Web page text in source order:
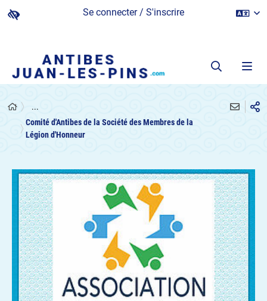
Se connecter / S'inscrire
...
Comité d'Antibes de la Société des Membres de la
Légion d'Honneur